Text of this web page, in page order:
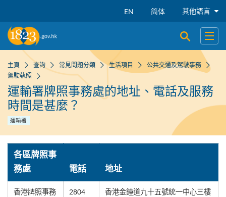
EN 简体 其他語言
開啟搜尋
開啟
主頁 查詢 常見問題分類 生活項目
公共交通及駕駛事務
駕駛執照
運輸署牌照事務處的地址、電話及服務
時間是甚麼？
運輸署
各區牌照事
務處
電話 地址
香港牌照事務
2804
香港金鐘道九十五號統一中心三樓